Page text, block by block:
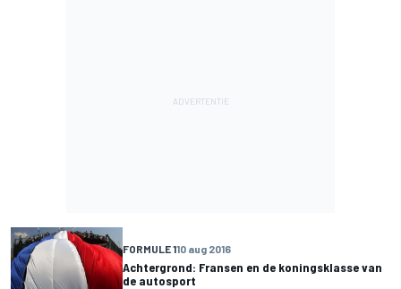
FORMULE 110 aug 2016
Achtergrond: Fransen en de koningsklasse van
de autosport